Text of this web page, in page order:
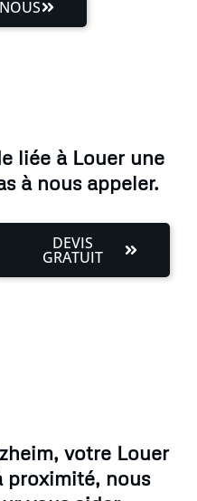
liée à Louer une
à nous appeler.
DEVIS
GRATUIT
votre Louer
proximité, nous